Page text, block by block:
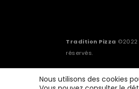
Tradition Pizza ©2022
réservés.
Nous utilisons des cookies